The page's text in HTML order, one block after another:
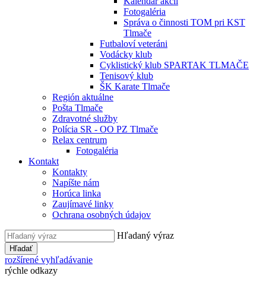
Fotogaléria
Správa o činnosti TOM pri KST
Tlmače
Futbaloví veteráni
Vodácky klub
Cyklistický klub SPARTAK TLMAČE
Tenisový klub
ŠK Karate Tlmače
Región aktuálne
Pošta Tlmače
Zdravotné služby
Polícia SR - OO PZ Tlmače
Relax centrum
Fotogaléria
Kontakt
Kontakty
Napíšte nám
Horúca linka
Zaujímavé linky
Ochrana osobných údajov
Hľadaný výraz
Hľadať
rozšírené vyhľadávanie
rýchle odkazy